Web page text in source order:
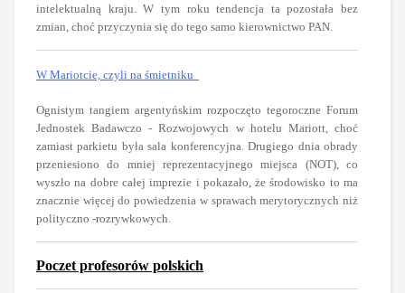
intelektualną kraju. W tym roku tendencja ta pozostała bez
zmian, choć przyczynia się do tego samo kierownictwo PAN.
W Mariotcie, czyli na śmietniku
Ognistym tangiem argentyńskim rozpoczęto tegoroczne Forum
Jednostek Badawczo - Rozwojowych w hotelu Mariott, choć
zamiast parkietu była sala konferencyjna. Drugiego dnia obrady
przeniesiono do mniej reprezentacyjnego miejsca (NOT), co
wyszło na dobre całej imprezie i pokazało, że środowisko to ma
znacznie więcej do powiedzenia w sprawach merytorycznych niż
polityczno -rozrywkowych.
Poczet profesorów polskich